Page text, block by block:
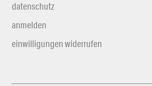
datenschutz
anmelden
einwilligungen widerrufen